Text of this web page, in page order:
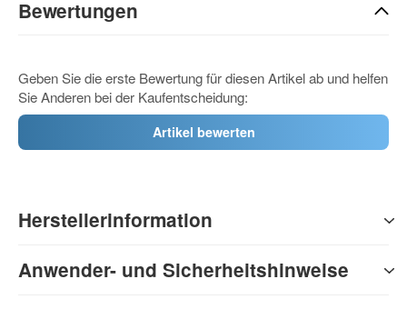
Bewertungen
Geben Sie die erste Bewertung für diesen Artikel ab und helfen
Sie Anderen bei der Kaufentscheidung:
Artikel bewerten
Herstellerinformation
Anwender- und Sicherheitshinweise